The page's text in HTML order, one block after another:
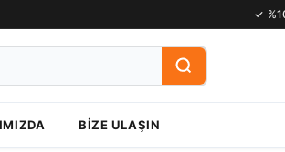
✓
BIZE ULAŞIN